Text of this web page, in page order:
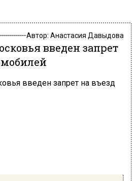
Автор: Анастасия Давыдова
введен запрет